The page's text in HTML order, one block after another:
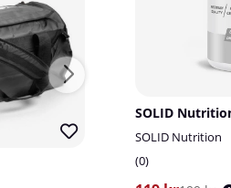
SOLID
SOLID Nutrition
0
Fat Gripz Original